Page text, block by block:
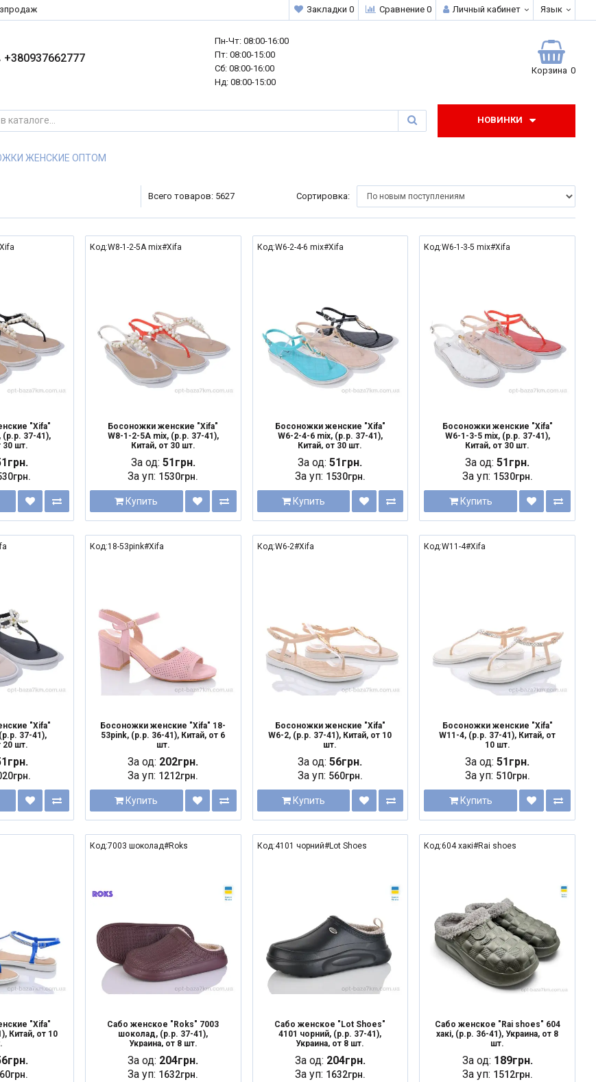
Закладки 0 Сравнение 0 Личный кабинет Язык
+380937662777
Пн-Чт: 08:00-16:00
Пт: 08:00-15:00
Сб: 08:00-16:00
Нд: 08:00-15:00
Корзина 0
НОВИНКИ
ЖЕНСКИЕ ОПТОМ
Всего товаров: 5627 Сортировка:
"Xifa"
(р.р. 37-41),
30 шт.
Код:W8-1-2-5A mix#Xifa
Босоножки женские "Xifa"
W8-1-2-5A mix, (р.р. 37-41),
Китай, от 30 шт.
За од: 51грн.
За уп: 1530грн.
Купить
Код:W6-2-4-6 mix#Xifa
Босоножки женские "Xifa"
W6-2-4-6 mix, (р.р. 37-41),
Китай, от 30 шт.
За од: 51грн.
За уп: 1530грн.
Купить
Код:W6-1-3-5 mix#Xifa
Босоножки женские "Xifa"
W6-1-3-5 mix, (р.р. 37-41),
Китай, от 30 шт.
За од: 51грн.
За уп: 1530грн.
Купить
"Xifa"
37-41),
20 шт.
Код:18-53pink#Xifa
Босоножки женские "Xifa" 18-
53pink, (р.р. 36-41), Китай, от 6
шт.
За од: 202грн.
За уп: 1212грн.
Купить
Код:W6-2#Xifa
Босоножки женские "Xifa"
W6-2, (р.р. 37-41), Китай, от 10
шт.
За од: 56грн.
За уп: 560грн.
Купить
Код:W11-4#Xifa
Босоножки женские "Xifa"
W11-4, (р.р. 37-41), Китай, от
10 шт.
За од: 51грн.
За уп: 510грн.
Купить
"Xifa"
Китай, от 10
Код:7003 шоколад#Roks
Сабо женское "Roks" 7003
шоколад, (р.р. 37-41),
Украина, от 8 шт.
За од: 204грн.
За уп: 1632грн.
Код:4101 чорний#Lot Shoes
Сабо женское "Lot Shoes"
4101 чорний, (р.р. 37-41),
Украина, от 8 шт.
За од: 204грн.
За уп: 1632грн.
Код:604 хакі#Rai shoes
Сабо женское "Rai shoes" 604
хакі, (р.р. 36-41), Украина, от 8
шт.
За од: 189грн.
За уп: 1512грн.